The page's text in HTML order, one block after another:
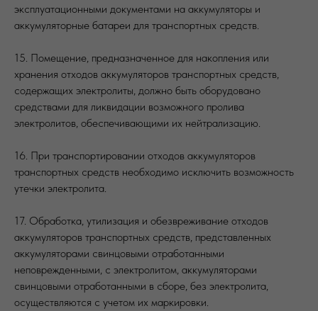
эксплуатационными документами на аккумуляторы и
аккумуляторные батареи для транспортных средств.
15. Помещение, предназначенное для накопления или
хранения отходов аккумуляторов транспортных средств,
содержащих электролиты, должно быть оборудовано
средствами для ликвидации возможного пролива
электролитов, обеспечивающими их нейтрализацию.
16. При транспортировании отходов аккумуляторов
транспортных средств необходимо исключить возможность
утечки электролита.
17. Обработка, утилизация и обезвреживание отходов
аккумуляторов транспортных средств, представленных
аккумуляторами свинцовыми отработанными
неповрежденными, с электролитом, аккумуляторами
свинцовыми отработанными в сборе, без электролита,
осуществляются с учетом их маркировки.